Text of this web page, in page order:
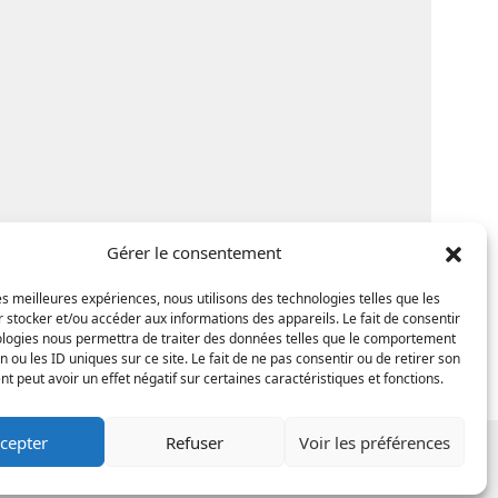
Gérer le consentement
meilleures expériences, nous utilisons des technologies telles que les
stocker et/ou accéder aux informations des appareils. Le fait de consentir
nous permettra de traiter des données telles que le comportement
ou les ID uniques sur ce site. Le fait de ne pas consentir ou de retirer son
peut avoir un effet négatif sur certaines caractéristiques et fonctions.
Refuser Voir les préférences